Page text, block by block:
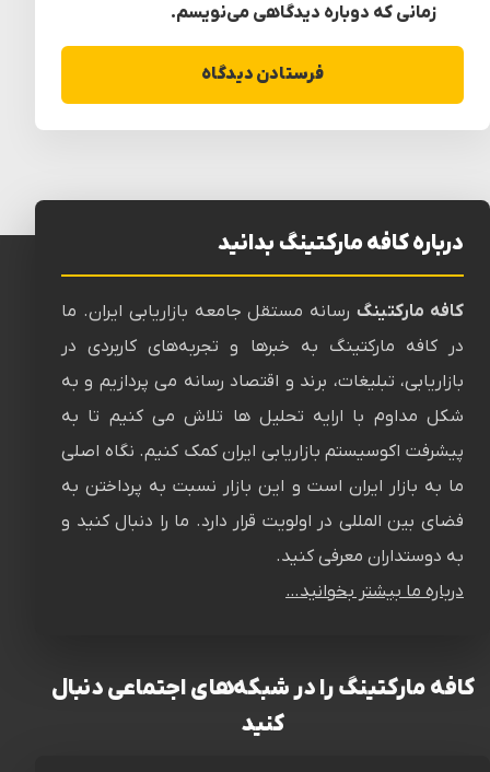
زمانی که دوباره دیدگاهی می‌نویسم.
درباره کافه مارکتینگ بدانید
کافه مارکتینگرسانه‌ مستقل جامعه بازاریابی ایران. ما
در کافه مارکتینگ به خبرها و تجربه‌های کاربردی در
بازاریابی، تبلیغات، برند و اقتصاد رسانه می پردازیم و به
شکل مداوم با ارایه تحلیل ها تلاش می کنیم تا به
پیشرفت اکوسیستم بازاریابی ایران کمک کنیم. نگاه اصلی
ما به بازار ایران است و این بازار نسبت به پرداختن به
فضای بین المللی در اولویت قرار دارد. ما را دنبال کنید و
به دوستداران معرفی کنید.
درباره ما بیشتر بخوانید…
کافه مارکتینگ را در شبکه‌های اجتماعی دنبال
کنید